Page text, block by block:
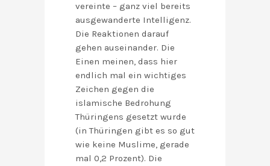
vereinte – ganz viel bereits
ausgewanderte Intelligenz.
Die Reaktionen darauf
gehen auseinander. Die
Einen meinen, dass hier
endlich mal ein wichtiges
Zeichen gegen die
islamische Bedrohung
Thüringens gesetzt wurde
(in Thüringen gibt es so gut
wie keine Muslime, gerade
mal 0,2 Prozent). Die